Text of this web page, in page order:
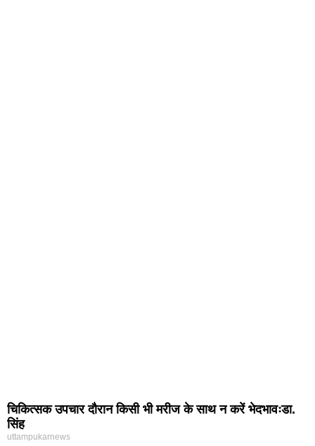
चिकित्सक उपचार दौरान किसी भी मरीज के साथ न करें भेदभावःडा.
सिंह
uttampukarnews